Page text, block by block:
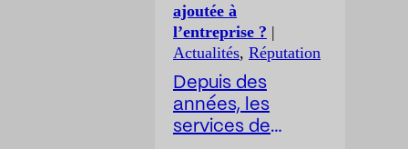
ajoutée à
l’entreprise ? |
Actualités, Réputation
Depuis des
années, les
services de